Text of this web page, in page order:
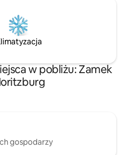
w pobliżu: Zamek
gospodarzy